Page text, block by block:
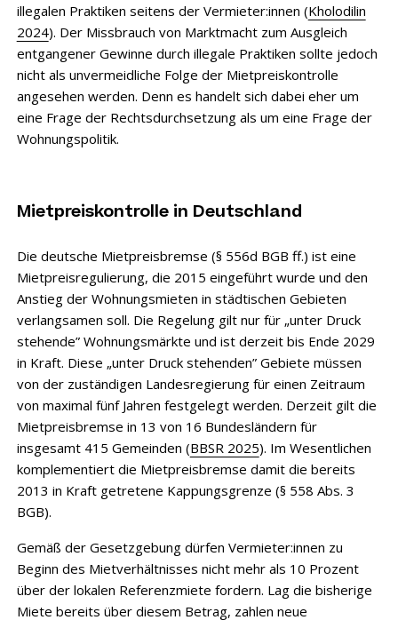
illegalen Praktiken seitens der Vermieter:innen (Kholodilin
2024). Der Missbrauch von Marktmacht zum Ausgleich
entgangener Gewinne durch illegale Praktiken sollte jedoch
nicht als unvermeidliche Folge der Mietpreiskontrolle
angesehen werden. Denn es handelt sich dabei eher um
eine Frage der Rechtsdurchsetzung als um eine Frage der
Wohnungspolitik.
Mietpreiskontrolle in Deutschland
Die deutsche Mietpreisbremse (§ 556d BGB ff.) ist eine
Mietpreisregulierung, die 2015 eingeführt wurde und den
Anstieg der Wohnungsmieten in städtischen Gebieten
verlangsamen soll. Die Regelung gilt nur für „unter Druck
stehende” Wohnungsmärkte und ist derzeit bis Ende 2029
in Kraft. Diese „unter Druck stehenden” Gebiete müssen
von der zuständigen Landesregierung für einen Zeitraum
von maximal fünf Jahren festgelegt werden. Derzeit gilt die
Mietpreisbremse in 13 von 16 Bundesländern für
insgesamt 415 Gemeinden (BBSR 2025). Im Wesentlichen
komplementiert die Mietpreisbremse damit die bereits
2013 in Kraft getretene Kappungsgrenze (§ 558 Abs. 3
BGB).
Gemäß der Gesetzgebung dürfen Vermieter:innen zu
Beginn des Mietverhältnisses nicht mehr als 10 Prozent
über der lokalen Referenzmiete fordern. Lag die bisherige
Miete bereits über diesem Betrag, zahlen neue